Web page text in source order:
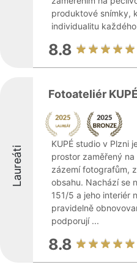
produktové snímky,
individualitu
8.8
Laureáti
Fotoateliér
KUPÉ studio v Plzni
prostor zaměřený
zázemí fotografům,
obsahu. Nachází se
151/5 a jeho interiér
pravidelně
podporují ...
8.8